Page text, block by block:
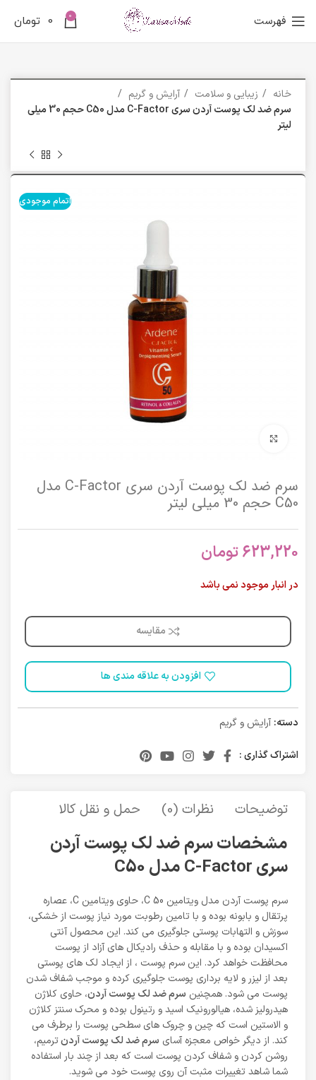
فهرست 0
0 تومان
خانه زیبایی و سلامت
آرایش و گریم
سرم ضد لک پوست آردن سری C-Factor مدل C50 حجم 30 میلی
لیتر
اتمام موجودی
سرم ضد لک پوست آردن سری C-Factor مدل
C50 حجم 30 میلی لیتر
623,220تومان
در انبار موجود نمی باشد
مقایسه
افزودن به علاقه مندی ها
دسته: آرایش و گریم
اشتراک گذاری :
توضیحات نظرات (0) حمل و نقل کالا
مشخصات سرم ضد لک پوست آردن
سری C-Factor مدل C50
سرم پوست آردن مدل ویتامین C 50، حاوی ویتامین C، عصاره
پرتقال و بابونه بوده و با تامین رطوبت مورد نیاز پوست از خشکی،
سوزش و التهابات پوستی جلوگیری می کند. این محصول آنتی
اکسیدان بوده و با مقابله و حذف رادیکال های آزاد از پوست
محافظت خواهد کرد. این سرم پوست ، از ایجاد لک های پوستی
بعد از لیزر و لایه برداری پوست جلوگیری کرده و موجب شفاف شدن
پوست می شود. همچنین سرم ضد لک پوست آردن، حاوی کلاژن
هیدرولیز شده، هیالورونیک اسید و رتینول بوده و محرک سنتز کلاژن
و الاستین است که چین و چروک های سطحی پوست را برطرف می
کند. از دیگر خواص معجزه آسای سرم ضد لک پوست آردنترمیم،
روشن کردن و شفاف کردن پوست است که بعد از چند بار استفاده
شما شاهد تغییرات مثبت آن روی پوست خود می شوید.